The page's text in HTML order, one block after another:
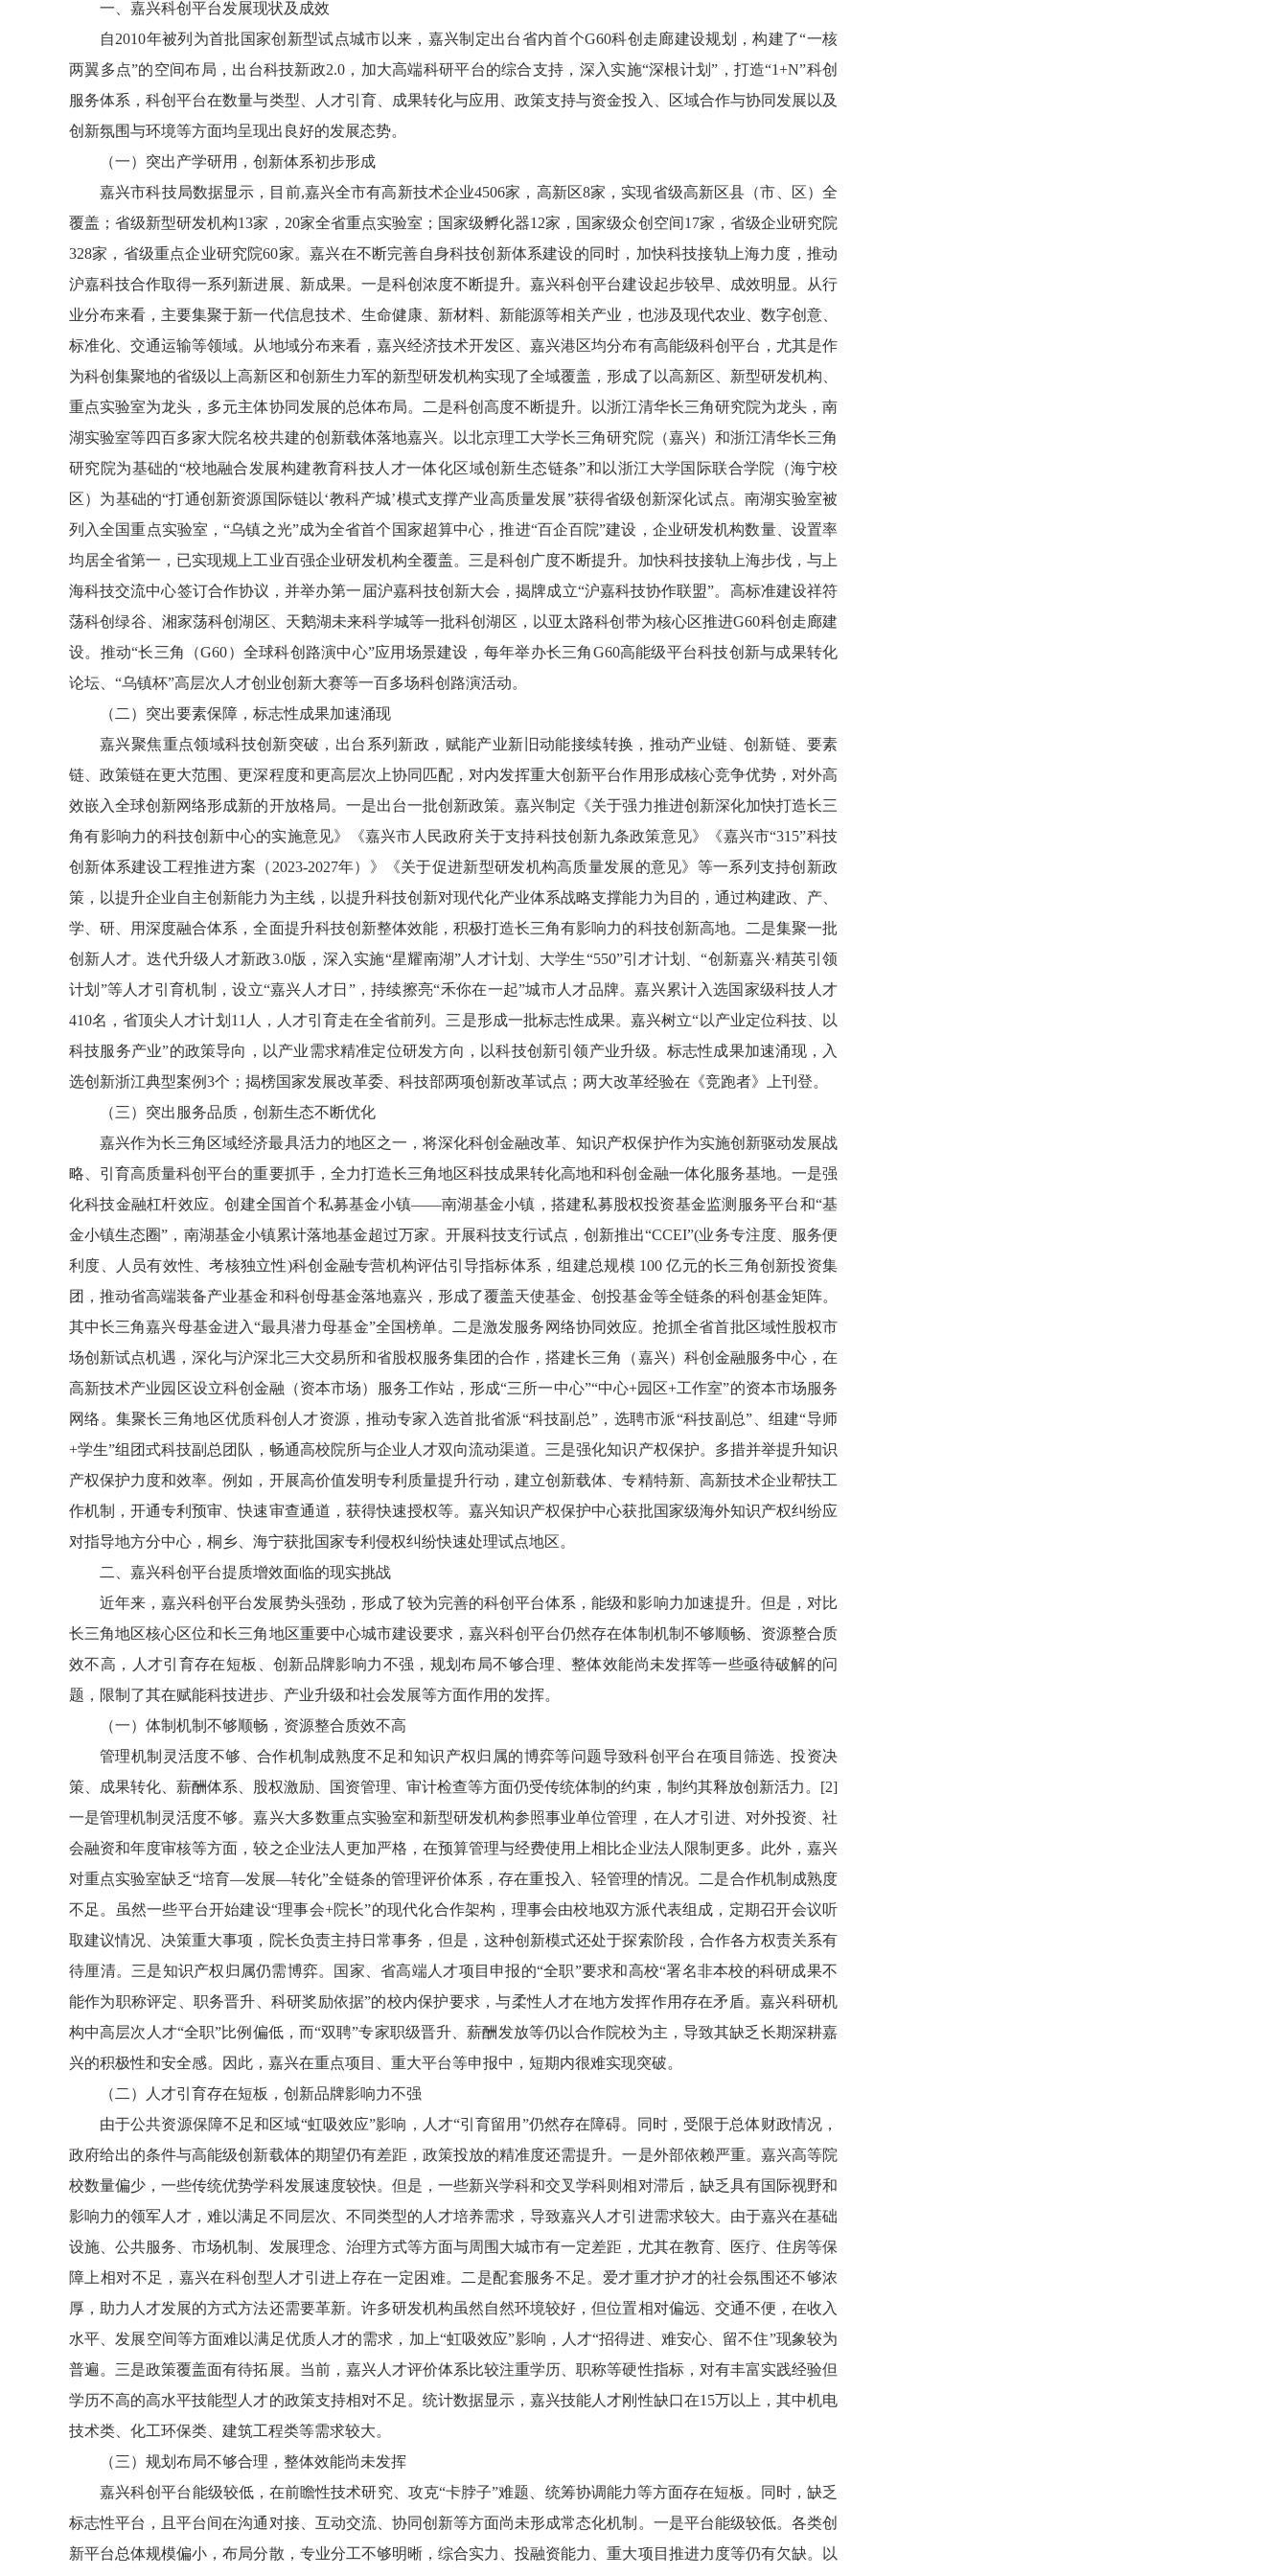
一、嘉兴科创平台发展现状及成效
自2010年被列为首批国家创新型试点城市以来，嘉兴制定出台省内首个G60科创走廊建设规划，构建了“一核
两翼多点”的空间布局，出台科技新政2.0，加大高端科研平台的综合支持，深入实施“深根计划”，打造“1+N”科创
服务体系，科创平台在数量与类型、人才引育、成果转化与应用、政策支持与资金投入、区域合作与协同发展以及
创新氛围与环境等方面均呈现出良好的发展态势。
（一）突出产学研用，创新体系初步形成
嘉兴市科技局数据显示，目前,嘉兴全市有高新技术企业4506家，高新区8家，实现省级高新区县（市、区）全
覆盖；省级新型研发机构13家，20家全省重点实验室；国家级孵化器12家，国家级众创空间17家，省级企业研究院
328家，省级重点企业研究院60家。嘉兴在不断完善自身科技创新体系建设的同时，加快科技接轨上海力度，推动
沪嘉科技合作取得一系列新进展、新成果。一是科创浓度不断提升。嘉兴科创平台建设起步较早、成效明显。从行
业分布来看，主要集聚于新一代信息技术、生命健康、新材料、新能源等相关产业，也涉及现代农业、数字创意、
标准化、交通运输等领域。从地域分布来看，嘉兴经济技术开发区、嘉兴港区均分布有高能级科创平台，尤其是作
为科创集聚地的省级以上高新区和创新生力军的新型研发机构实现了全域覆盖，形成了以高新区、新型研发机构、
重点实验室为龙头，多元主体协同发展的总体布局。二是科创高度不断提升。以浙江清华长三角研究院为龙头，南
湖实验室等四百多家大院名校共建的创新载体落地嘉兴。以北京理工大学长三角研究院（嘉兴）和浙江清华长三角
研究院为基础的“校地融合发展构建教育科技人才一体化区域创新生态链条”和以浙江大学国际联合学院（海宁校
区）为基础的“打通创新资源国际链以‘教科产城’模式支撑产业高质量发展”获得省级创新深化试点。南湖实验室被
列入全国重点实验室，“乌镇之光”成为全省首个国家超算中心，推进“百企百院”建设，企业研发机构数量、设置率
均居全省第一，已实现规上工业百强企业研发机构全覆盖。三是科创广度不断提升。加快科技接轨上海步伐，与上
海科技交流中心签订合作协议，并举办第一届沪嘉科技创新大会，揭牌成立“沪嘉科技协作联盟”。高标准建设祥符
荡科创绿谷、湘家荡科创湖区、天鹅湖未来科学城等一批科创湖区，以亚太路科创带为核心区推进G60科创走廊建
设。推动“长三角（G60）全球科创路演中心”应用场景建设，每年举办长三角G60高能级平台科技创新与成果转化
论坛、“乌镇杯”高层次人才创业创新大赛等一百多场科创路演活动。
（二）突出要素保障，标志性成果加速涌现
嘉兴聚焦重点领域科技创新突破，出台系列新政，赋能产业新旧动能接续转换，推动产业链、创新链、要素
链、政策链在更大范围、更深程度和更高层次上协同匹配，对内发挥重大创新平台作用形成核心竞争优势，对外高
效嵌入全球创新网络形成新的开放格局。一是出台一批创新政策。嘉兴制定《关于强力推进创新深化加快打造长三
角有影响力的科技创新中心的实施意见》《嘉兴市人民政府关于支持科技创新九条政策意见》《嘉兴市“315”科技
创新体系建设工程推进方案（2023-2027年）》《关于促进新型研发机构高质量发展的意见》等一系列支持创新政
策，以提升企业自主创新能力为主线，以提升科技创新对现代化产业体系战略支撑能力为目的，通过构建政、产、
学、研、用深度融合体系，全面提升科技创新整体效能，积极打造长三角有影响力的科技创新高地。二是集聚一批
创新人才。迭代升级人才新政3.0版，深入实施“星耀南湖”人才计划、大学生“550”引才计划、“创新嘉兴·精英引领
计划”等人才引育机制，设立“嘉兴人才日”，持续擦亮“禾你在一起”城市人才品牌。嘉兴累计入选国家级科技人才
410名，省顶尖人才计划11人，人才引育走在全省前列。三是形成一批标志性成果。嘉兴树立“以产业定位科技、以
科技服务产业”的政策导向，以产业需求精准定位研发方向，以科技创新引领产业升级。标志性成果加速涌现，入
选创新浙江典型案例3个；揭榜国家发展改革委、科技部两项创新改革试点；两大改革经验在《竞跑者》上刊登。
（三）突出服务品质，创新生态不断优化
嘉兴作为长三角区域经济最具活力的地区之一，将深化科创金融改革、知识产权保护作为实施创新驱动发展战
略、引育高质量科创平台的重要抓手，全力打造长三角地区科技成果转化高地和科创金融一体化服务基地。一是强
化科技金融杠杆效应。创建全国首个私募基金小镇——南湖基金小镇，搭建私募股权投资基金监测服务平台和“基
金小镇生态圈”，南湖基金小镇累计落地基金超过万家。开展科技支行试点，创新推出“CCEI”(业务专注度、服务便
利度、人员有效性、考核独立性)科创金融专营机构评估引导指标体系，组建总规模 100 亿元的长三角创新投资集
团，推动省高端装备产业基金和科创母基金落地嘉兴，形成了覆盖天使基金、创投基金等全链条的科创基金矩阵。
其中长三角嘉兴母基金进入“最具潜力母基金”全国榜单。二是激发服务网络协同效应。抢抓全省首批区域性股权市
场创新试点机遇，深化与沪深北三大交易所和省股权服务集团的合作，搭建长三角（嘉兴）科创金融服务中心，在
高新技术产业园区设立科创金融（资本市场）服务工作站，形成“三所一中心”“中心+园区+工作室”的资本市场服务
网络。集聚长三角地区优质科创人才资源，推动专家入选首批省派“科技副总”，选聘市派“科技副总”、组建“导师
+学生”组团式科技副总团队，畅通高校院所与企业人才双向流动渠道。三是强化知识产权保护。多措并举提升知识
产权保护力度和效率。例如，开展高价值发明专利质量提升行动，建立创新载体、专精特新、高新技术企业帮扶工
作机制，开通专利预审、快速审查通道，获得快速授权等。嘉兴知识产权保护中心获批国家级海外知识产权纠纷应
对指导地方分中心，桐乡、海宁获批国家专利侵权纠纷快速处理试点地区。
二、嘉兴科创平台提质增效面临的现实挑战
近年来，嘉兴科创平台发展势头强劲，形成了较为完善的科创平台体系，能级和影响力加速提升。但是，对比
长三角地区核心区位和长三角地区重要中心城市建设要求，嘉兴科创平台仍然存在体制机制不够顺畅、资源整合质
效不高，人才引育存在短板、创新品牌影响力不强，规划布局不够合理、整体效能尚未发挥等一些亟待破解的问
题，限制了其在赋能科技进步、产业升级和社会发展等方面作用的发挥。
（一）体制机制不够顺畅，资源整合质效不高
管理机制灵活度不够、合作机制成熟度不足和知识产权归属的博弈等问题导致科创平台在项目筛选、投资决
策、成果转化、薪酬体系、股权激励、国资管理、审计检查等方面仍受传统体制的约束，制约其释放创新活力。[2]
一是管理机制灵活度不够。嘉兴大多数重点实验室和新型研发机构参照事业单位管理，在人才引进、对外投资、社
会融资和年度审核等方面，较之企业法人更加严格，在预算管理与经费使用上相比企业法人限制更多。此外，嘉兴
对重点实验室缺乏“培育—发展—转化”全链条的管理评价体系，存在重投入、轻管理的情况。二是合作机制成熟度
不足。虽然一些平台开始建设“理事会+院长”的现代化合作架构，理事会由校地双方派代表组成，定期召开会议听
取建议情况、决策重大事项，院长负责主持日常事务，但是，这种创新模式还处于探索阶段，合作各方权责关系有
待厘清。三是知识产权归属仍需博弈。国家、省高端人才项目申报的“全职”要求和高校“署名非本校的科研成果不
能作为职称评定、职务晋升、科研奖励依据”的校内保护要求，与柔性人才在地方发挥作用存在矛盾。嘉兴科研机
构中高层次人才“全职”比例偏低，而“双聘”专家职级晋升、薪酬发放等仍以合作院校为主，导致其缺乏长期深耕嘉
兴的积极性和安全感。因此，嘉兴在重点项目、重大平台等申报中，短期内很难实现突破。
（二）人才引育存在短板，创新品牌影响力不强
由于公共资源保障不足和区域“虹吸效应”影响，人才“引育留用”仍然存在障碍。同时，受限于总体财政情况，
政府给出的条件与高能级创新载体的期望仍有差距，政策投放的精准度还需提升。一是外部依赖严重。嘉兴高等院
校数量偏少，一些传统优势学科发展速度较快。但是，一些新兴学科和交叉学科则相对滞后，缺乏具有国际视野和
影响力的领军人才，难以满足不同层次、不同类型的人才培养需求，导致嘉兴人才引进需求较大。由于嘉兴在基础
设施、公共服务、市场机制、发展理念、治理方式等方面与周围大城市有一定差距，尤其在教育、医疗、住房等保
障上相对不足，嘉兴在科创型人才引进上存在一定困难。二是配套服务不足。爱才重才护才的社会氛围还不够浓
厚，助力人才发展的方式方法还需要革新。许多研发机构虽然自然环境较好，但位置相对偏远、交通不便，在收入
水平、发展空间等方面难以满足优质人才的需求，加上“虹吸效应”影响，人才“招得进、难安心、留不住”现象较为
普遍。三是政策覆盖面有待拓展。当前，嘉兴人才评价体系比较注重学历、职称等硬性指标，对有丰富实践经验但
学历不高的高水平技能型人才的政策支持相对不足。统计数据显示，嘉兴技能人才刚性缺口在15万以上，其中机电
技术类、化工环保类、建筑工程类等需求较大。
（三）规划布局不够合理，整体效能尚未发挥
嘉兴科创平台能级较低，在前瞻性技术研究、攻克“卡脖子”难题、统筹协调能力等方面存在短板。同时，缺乏
标志性平台，且平台间在沟通对接、互动交流、协同创新等方面尚未形成常态化机制。一是平台能级较低。各类创
新平台总体规模偏小，布局分散，专业分工不够明晰，综合实力、投融资能力、重大项目推进力度等仍有欠缺。以